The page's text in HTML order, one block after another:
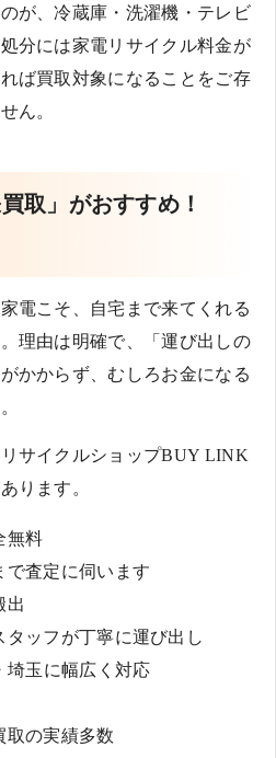
が、冷蔵庫・洗濯機・テレビ
分には家電リサイクル料金が
ば買取対象になることをご存
ん。
取」がおすすめ！
電こそ、自宅まで来てくれる
理由は明確で、「運び出しの
かからず、むしろお金になる
サイクルショップBUY LINK
ります。
無料
で査定に伺います
出
ッフが丁寧に運び出し
埼玉に幅広く対応
取の実績多数